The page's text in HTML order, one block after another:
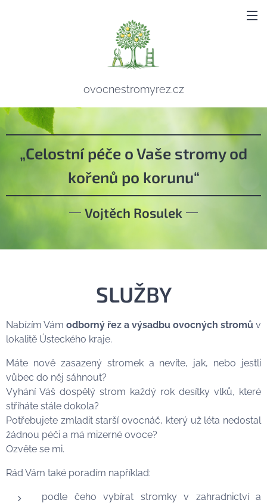
ovocnestromyrez.cz
„Celostní péče o Vaše stromy od
kořenů po korunu“
Vojtěch Rosulek
SLUŽBY
Nabízím Vám odborný řez a výsadbu ovocných stromů v
lokalitě Ústeckého kraje.
Máte nově zasazený stromek a nevíte, jak, nebo jestli
vůbec do něj sáhnout?
Vyhání Váš dospělý strom každý rok desítky vlků, které
stříháte stále dokola?
Potřebujete zmladit starší ovocnáč, který už léta nedostal
žádnou péči a má mizerné ovoce?
Ozvěte se mi. 🙂
Rád Vám také poradím například:
podle čeho vybírat stromky v zahradnictví a